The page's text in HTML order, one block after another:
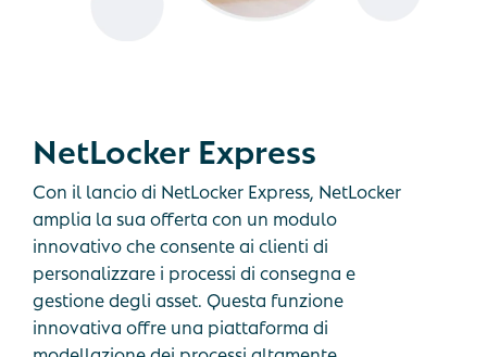
NetLocker Express
Con il lancio di NetLocker Express, NetLocker
amplia la sua offerta con un modulo
innovativo che consente ai clienti di
personalizzare i processi di consegna e
gestione degli asset. Questa funzione
innovativa offre una piattaforma di